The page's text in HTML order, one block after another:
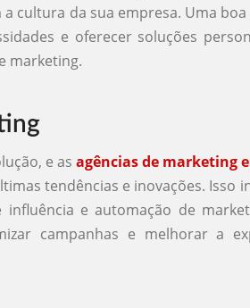
cultura da sua empresa. Uma boa
e oferecer soluções
marketing.
e as agências de marketing
tendências e inovações. Isso
e automação de
campanhas e melhorar a